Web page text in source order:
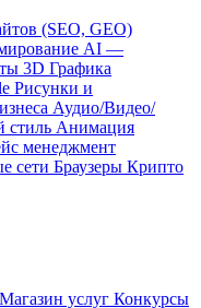
(SEO, GEO)
AI —
3D Графика
Рисунки и
Аудио/Видео/
Анимация
менеджмент
сети Браузеры Крипто
Магазин услуг Конкурсы